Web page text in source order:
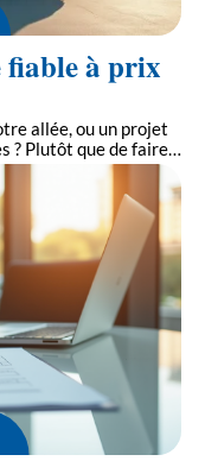
fiable à prix
allée, ou un projet
? Plutôt que de faire…